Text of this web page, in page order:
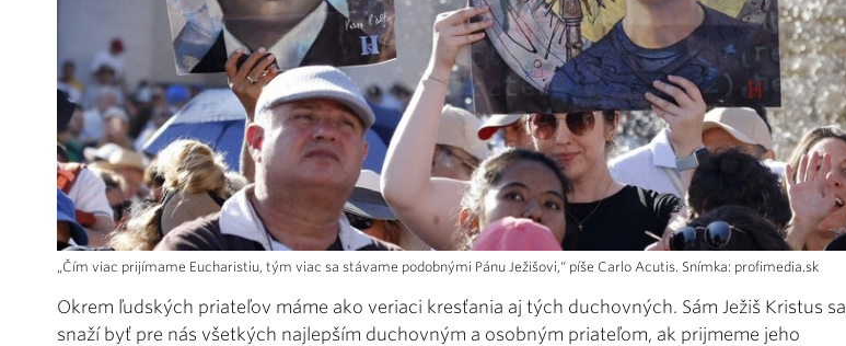
„Čím viac prijímame Eucharistiu, tým viac sa stávame podobnými Pánu Ježišovi,“ píše Carlo Acutis. Snímka: profimedia.sk
Okrem ľudských priateľov máme ako veriaci kresťania aj tých duchovných. Sám Ježiš Kristus sa
snaží byť pre nás všetkých najlepším duchovným a osobným priateľom, ak prijmeme jeho